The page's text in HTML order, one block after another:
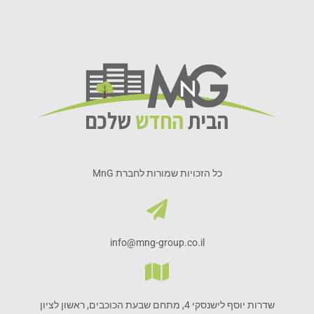
כל הזכויות שמורות לחברת MnG
info@mng-group.co.il
שדרות יוסף לישנסקי 4, מתחם שבעת הכוכבים, ראשון לציון